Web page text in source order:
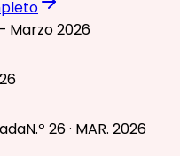
N.º 26 · MAR. 2026